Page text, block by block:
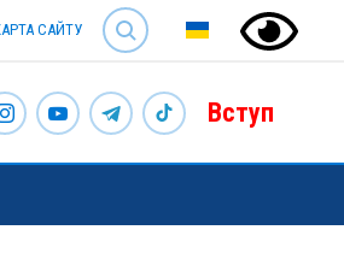
SEARCH
САЙТУ
Вступ